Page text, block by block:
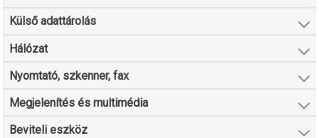
Külső adattárolás
Hálózat
Nyomtató, szkenner, fax
Megjelenítés és multimédia
Beviteli eszköz